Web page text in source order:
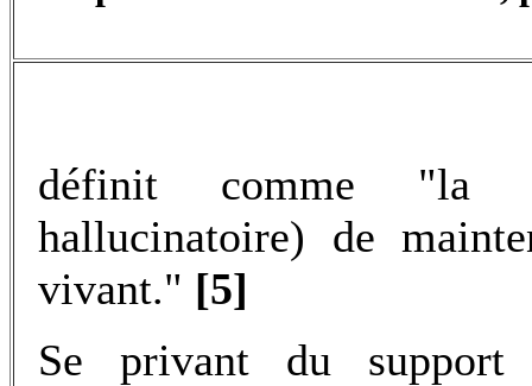
définit comme "la
hallucinatoire) de
vivant." [5]
Se privant du support